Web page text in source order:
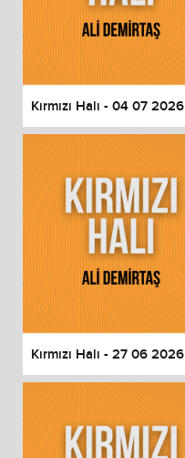
Kırmızı Halı - 04 07 2026
Kırmızı Halı - 27 06 2026